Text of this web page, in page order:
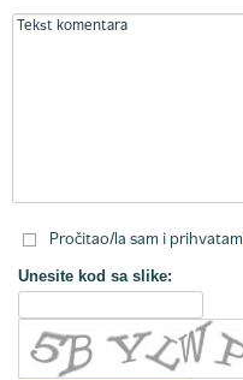
Pročitao/la sam i prihvatam
Unesite kod sa slike: